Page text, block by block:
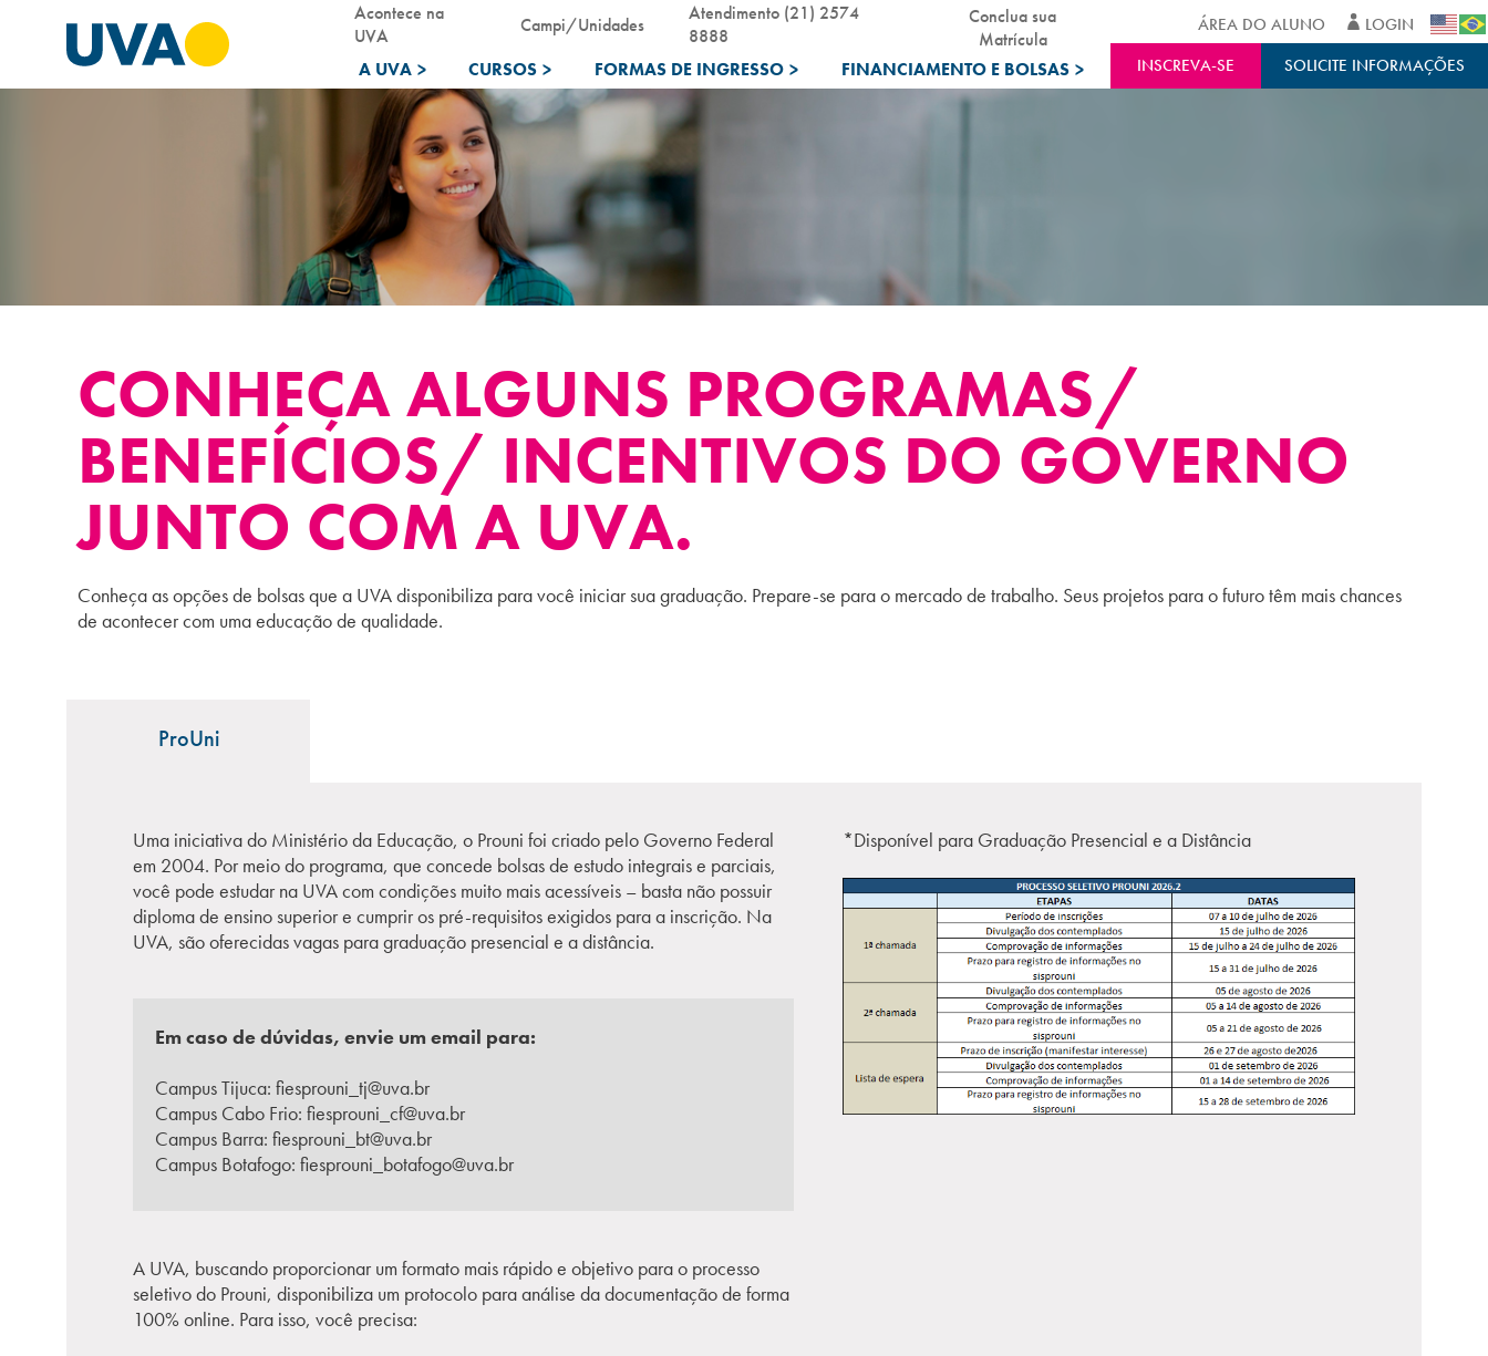
A UVA > CURSOS > FORMAS DE INGRESSO > FINANCIAMENTO E BOLSAS >
Acontece na
UVA
Campi/Unidades
Atendimento (21) 2574
8888
Conclua sua
Matrícula
INSCREVA-SE SOLICITE INFORMAÇÕES
ÁREA DO ALUNO LOGIN
CONHEÇA ALGUNS PROGRAMAS/
BENEFÍCIOS/ INCENTIVOS DO GOVERNO
JUNTO COM A UVA.
Conheça as opções de bolsas que a UVA disponibiliza para você iniciar sua graduação. Prepare-se para o mercado de trabalho. Seus projetos para o futuro têm mais chances
de acontecer com uma educação de qualidade.
ProUni
Uma iniciativa do Ministério da Educação, o Prouni foi criado pelo Governo Federal
em 2004. Por meio do programa, que concede bolsas de estudo integrais e parciais,
você pode estudar na UVA com condições muito mais acessíveis – basta não possuir
diploma de ensino superior e cumprir os pré-requisitos exigidos para a inscrição. Na
UVA, são oferecidas vagas para graduação presencial e a distância.
Em caso de dúvidas, envie um email para:
Campus Tijuca: fiesprouni_tj@uva.br
Campus Cabo Frio: fiesprouni_cf@uva.br
Campus Barra: fiesprouni_bt@uva.br
Campus Botafogo: fiesprouni_botafogo@uva.br
A UVA, buscando proporcionar um formato mais rápido e objetivo para o processo
seletivo do Prouni, disponibiliza um protocolo para análise da documentação de forma
100% online. Para isso, você precisa:
*Disponível para Graduação Presencial e a Distância